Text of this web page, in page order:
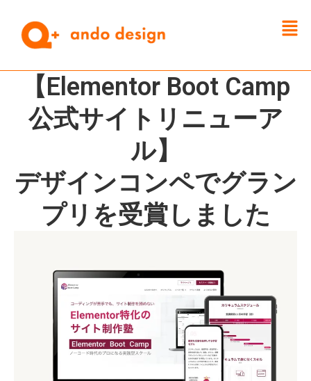
キ
メ
ニ
ー
【Elementor Boot Camp
公式サイトリニューア
ル】
デザインコンペでグラン
プリを受賞しました​